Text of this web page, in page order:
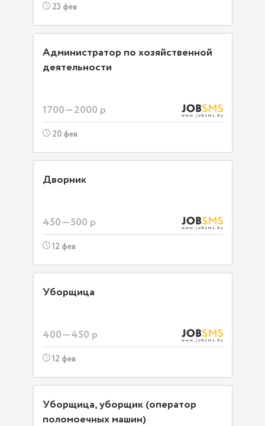
23 фев
Администратор по хозяйственной
деятельности
1700—2000 р
20 фев
Дворник
450—500 р
12 фев
Уборщица
400—450 р
12 фев
Уборщица, уборщик (оператор
поломоечных машин)